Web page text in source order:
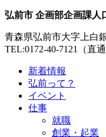
弘前市 企画部企画課人
青森県弘前市大字上白
TEL:0172-40-7121（直通
新着情報
弘前って？
イベント
仕事
就職
創業・起業